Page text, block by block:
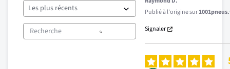
Publié à l'origine sur
Signaler